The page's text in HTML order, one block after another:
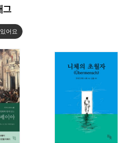
그
어요